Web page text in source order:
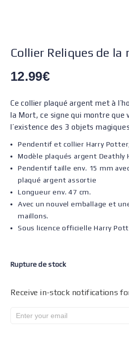
Collier Reliques de la
12.99€
Ce collier plaqué argent met à
la Mort, ce signe qui montre que
l’existence des 3 objets
Pendentif et collier Harry Potter,
Modèle plaqués argent Deathly
Pendentif taille env. 15 mm
plaqué argent assortie
Longueur env. 47 cm.
Avec un nouvel emballage et
maillons.
Sous licence officielle Harry
Rupture de stock
Receive in-stock notifications